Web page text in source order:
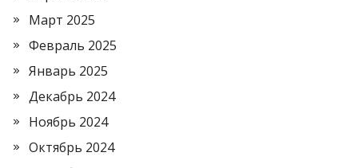
Март 2025
Февраль 2025
Январь 2025
Декабрь 2024
Ноябрь 2024
Октябрь 2024